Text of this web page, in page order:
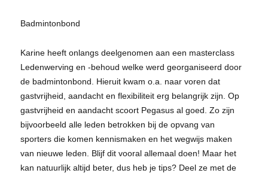
Badmintonbond
Karine heeft onlangs deelgenomen aan een masterclass
Ledenwerving en -behoud welke werd georganiseerd door
de badmintonbond. Hieruit kwam o.a. naar voren dat
gastvrijheid, aandacht en flexibiliteit erg belangrijk zijn. Op
gastvrijheid en aandacht scoort Pegasus al goed. Zo zijn
bijvoorbeeld alle leden betrokken bij de opvang van
sporters die komen kennismaken en het wegwijs maken
van nieuwe leden. Blijf dit vooral allemaal doen! Maar het
kan natuurlijk altijd beter, dus heb je tips? Deel ze met de